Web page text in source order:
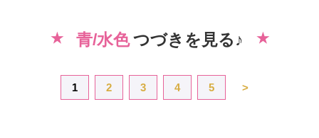
青/水色 つづきを見る♪
1 2 3 4 5 >